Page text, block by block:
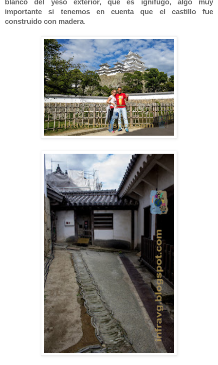
blanco del yeso exterior, que es ignífugo, algo muy
importante si tenemos en cuenta que el castillo fue
construido con madera.